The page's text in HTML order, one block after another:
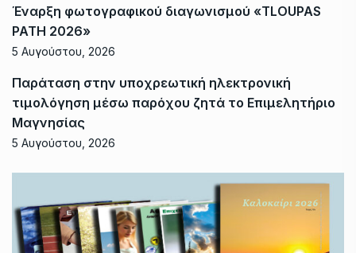
Έναρξη φωτογραφικού διαγωνισμού «TLOUPAS
PATH 2026»
5 Αυγούστου, 2026
Παράταση στην υποχρεωτική ηλεκτρονική
τιμολόγηση μέσω παρόχου ζητά το Επιμελητήριο
Μαγνησίας
5 Αυγούστου, 2026